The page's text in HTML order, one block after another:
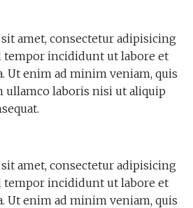
amet, consectetur adipisicing
tempor incididunt ut labore et
Ut enim ad minim veniam, quis
ullamco laboris nisi ut aliquip
amet, consectetur adipisicing
tempor incididunt ut labore et
Ut enim ad minim veniam, quis